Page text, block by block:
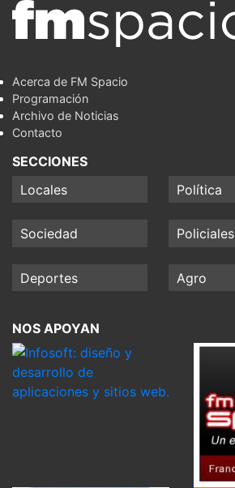
Acerca de FM Spacio
Programación
Archivo de Noticias
Contacto
SECCIONES
Locales
Política
Sociedad Policiales
Deportes Agro
NOS APOYAN